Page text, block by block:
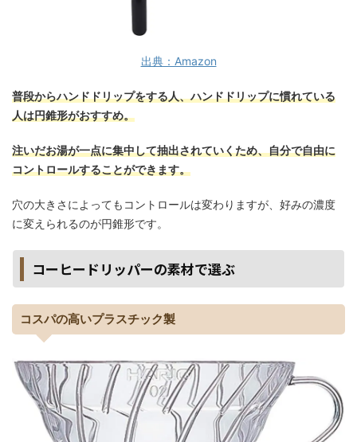
出典：Amazon
普段からハンドドリップをする人、ハンドドリップに慣れている
人は円錐形がおすすめ。
注いだお湯が一点に集中して抽出されていくため、自分で自由に
コントロールすることができます。
穴の大きさによってもコントロールは変わりますが、好みの濃度
に変えられるのが円錐形です。
コーヒードリッパーの素材で選ぶ
コスパの高いプラスチック製